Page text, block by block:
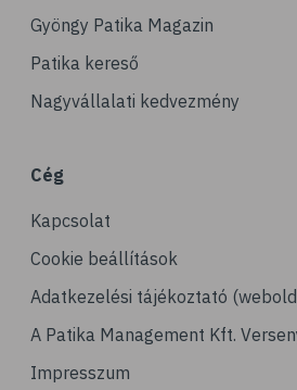
# ízületek
# porckopás
# csonttörés
# mozgásszervi problémák
# köszvény
# ínhüvelygyulladás
# tél
Gyöngy Patika Magazin
Patika kereső
Nagyvállalati kedvezmény
Cég
Kapcsolat
Cookie beállítások
Adatkezelési tájékoztató
A Patika Management Kft.
Impresszum